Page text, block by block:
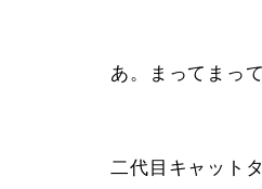
あ。まってまっ
二代目キャット